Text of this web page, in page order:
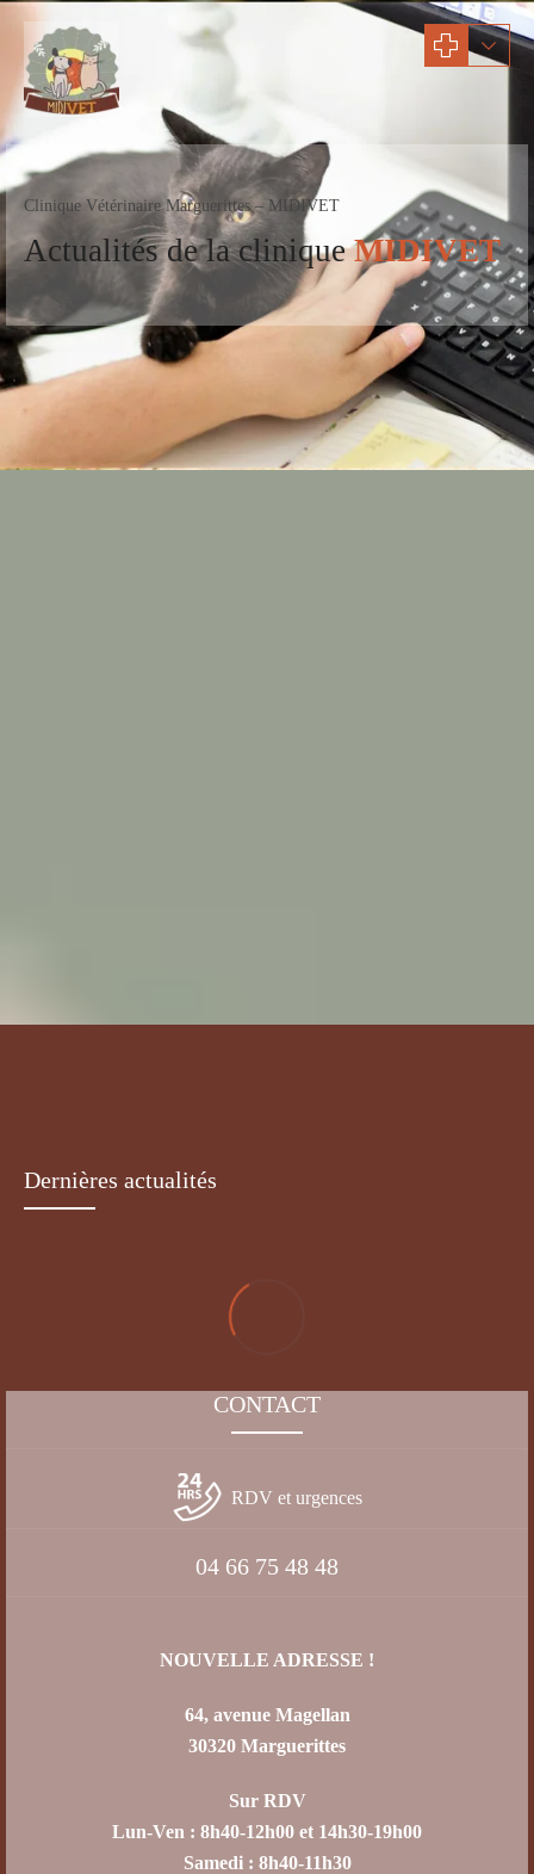
Clinique Vétérinaire Marguerittes – MIDIVET
Actualitésde la cliniqueMIDIVET
La fin de vie
Dernières actualités
CONTACT
RDV et urgences
04 66 75 48 48
NOUVELLE ADRESSE !
64, avenue Magellan
30320 Marguerittes
Sur RDV
Lun-Ven : 8h40-12h00 et 14h30-19h00
Samedi : 8h40-11h30